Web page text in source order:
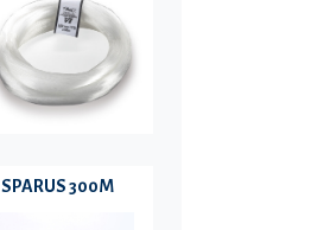
SPARUS 300M